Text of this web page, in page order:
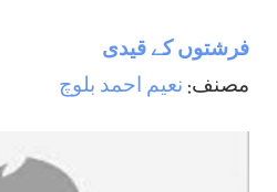
فرشتوں کے قیدی
مصنف: نعیم احمد بلوچ